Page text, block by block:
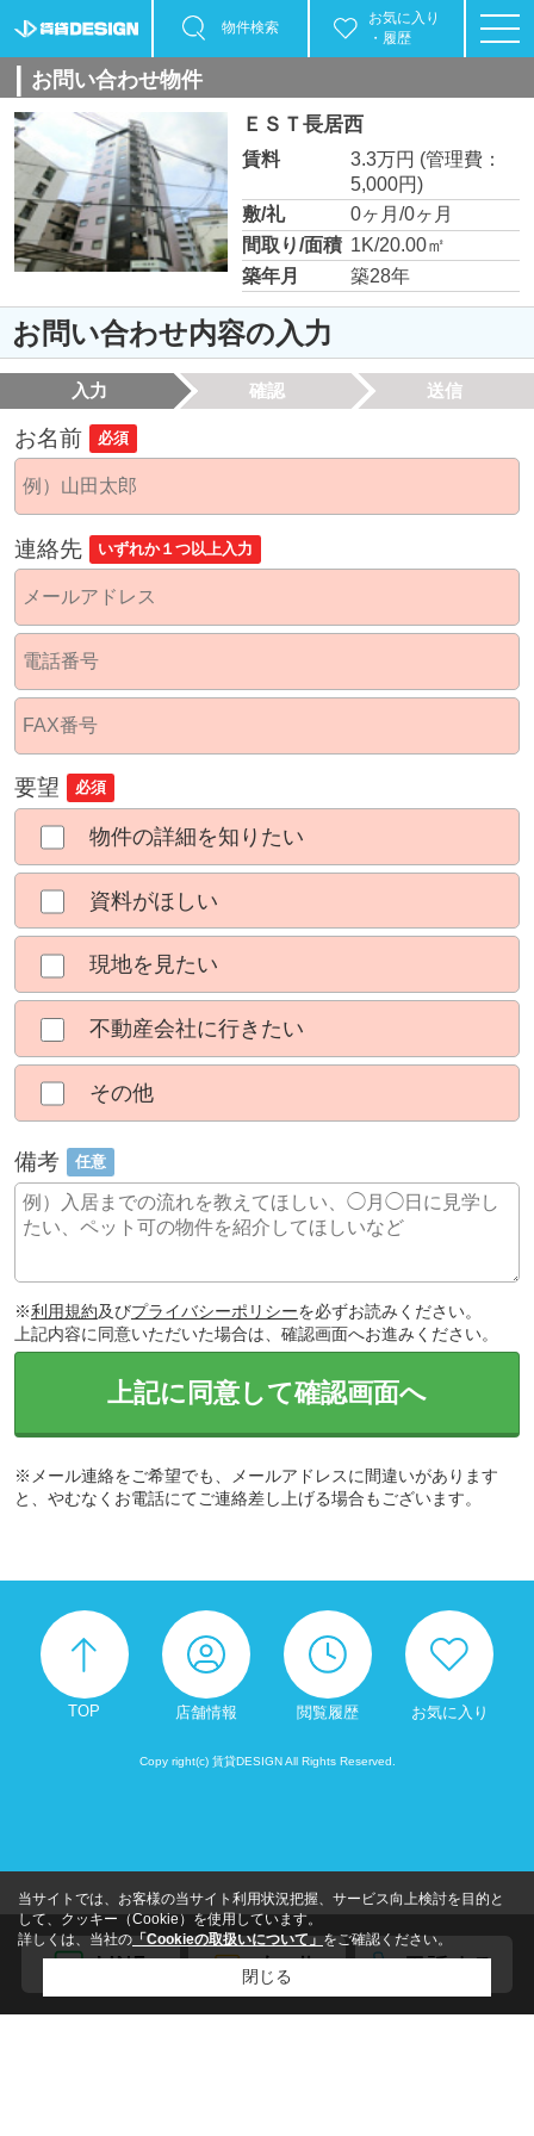
物件検索
お気に入り
・履歴
お問い合わせ物件
ＥＳＴ長居西
賃料 3.3万円 (管理費：
5,000円)
敷/礼
0ヶ月/0ヶ月
間取り/面積 1K/20.00㎡
築年月
築28年
お問い合わせ内容の入力
入力 確認 送信
お名前 必須
連絡先 いずれか１つ以上入力
要望 必須
物件の詳細を知りたい
資料がほしい
現地を見たい
不動産会社に行きたい
その他
備考 任意
※利用規約及びプライバシーポリシーを必ずお読みください。
上記内容に同意いただいた場合は、確認画面へお進みください。
上記に同意して確認画面へ
※メール連絡をご希望でも、メールアドレスに間違いがあります
と、やむなくお電話にてご連絡差し上げる場合もございます。
TOP 店舗情報 閲覧履歴 お気に入り
Copy right(c) 賃貸DESIGN All Rights Reserved.
当サイトでは、お客様の当サイト利用状況把握、サービス向上検討を目的と
して、クッキー（Cookie）を使用しています。
詳しくは、当社の 「Cookieの取扱いについて」 をご確認ください。
閉じる